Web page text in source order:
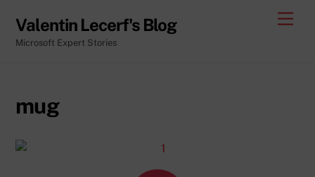
content
Valentin Lecerf's Blog
Microsoft Expert Stories
mug